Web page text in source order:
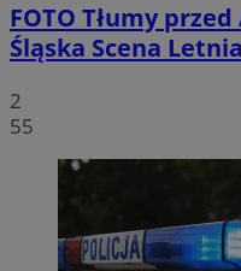
FOTO Tłumy
Śląska Scena
2
55